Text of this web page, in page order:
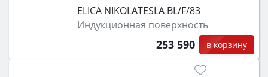
ELICA NIKOLATESLA BL/F/83
Индукционная поверхность
253 590 в корзину